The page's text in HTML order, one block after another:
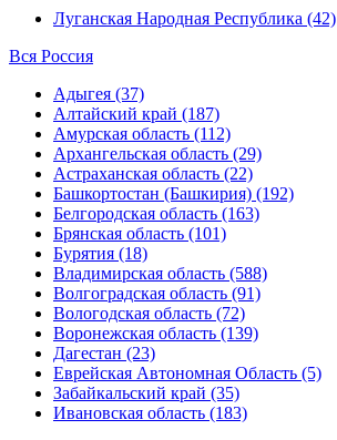
Луганская Народная Республика (42)
Вся Россия
Адыгея (37)
Алтайский край (187)
Амурская область (112)
Архангельская область (29)
Астраханская область (22)
Башкортостан (Башкирия) (192)
Белгородская область (163)
Брянская область (101)
Бурятия (18)
Владимирская область (588)
Волгоградская область (91)
Вологодская область (72)
Воронежская область (139)
Дагестан (23)
Еврейская Автономная Область (5)
Забайкальский край (35)
Ивановская область (183)